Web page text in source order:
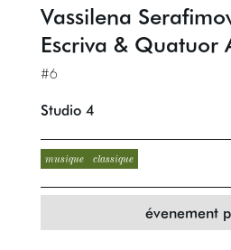
Vassilena
Escriva & Quatuor
#6
Studio 4
musique classique
évenement